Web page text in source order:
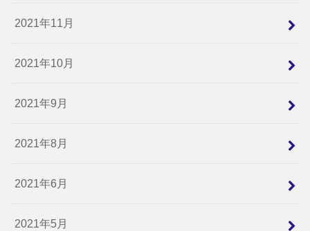
2021年11月
2021年10月
2021年9月
2021年8月
2021年6月
2021年5月